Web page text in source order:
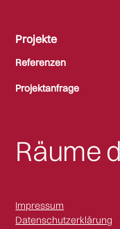
Projekte
Referenzen
Projektanfrage
Räume
Impressum
Datenschutzerklärung